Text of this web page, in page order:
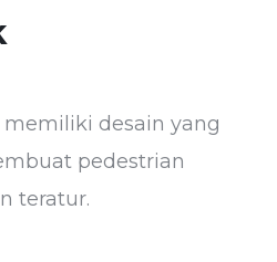
desain yang
pedestrian
teratur.